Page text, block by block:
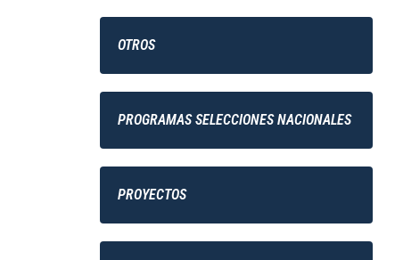
OTROS
PROGRAMAS SELECCIONES NACIONALES
PROYECTOS